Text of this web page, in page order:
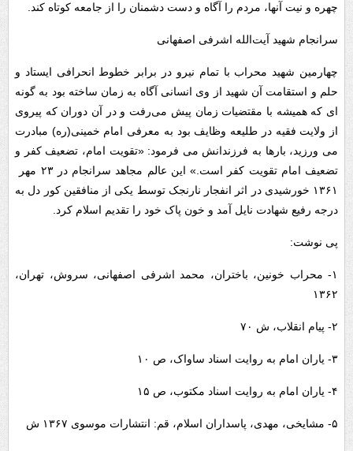
چهره و نیت آنها، مردم را آگاه و دست دشمنان را از جامعه کوتاه کند.
سرانجام شهید آیت‌الله اشرفی اصفهانی
چهارمین شهید محراب با تمام نیرو در برابر خطوط انحرافی ایستاد و
حلم و استقامت آن شهید از وی انسانی آگاه به زمان ساخته بود به گونه
ای که همیشه با مقتضیات زمان پیش می‌رفت و در آن دوران که پیروی
از ولایت فقیه در طلیعه وظایف بود به معرفی امام خمینی(ره) مبادرت
می ورزید، بارها به فرزندانش می فرمود: «تقویت امام، تضعیف کفر و
تضعیف امام تقویت کفر است.»‌ این عالم مجاهد سرانجام در ۲۳ مهر
۱۳۶۱ خورشیدی در اثر انفجار نارنجک توسط یکی از منافقین کور دل به
درجه رفیع شهادت نایل آمد و خون پاک خود را تقدیم اسلام کرد.
پی نوشت:
۱- محراب خونین، باختران، محمد اشرفی اصفهانی، سروش، تهران،
۱۳۶۲
۲- پیام انقلاب، ش ۷۰
۳- یاران امام به روایت اسناد ساواک، ص ۱۰
۴- یاران امام به روایت اسناد مکتوب، ص ۱۵
۵- مشایخی، مهدی، پاسداران اسلام، قم: انتشارات موسوی ۱۳۶۷ ش